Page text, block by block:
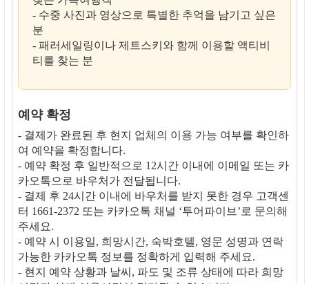
- 수중 사진과 영상으로 특별한 추억을 남기고 싶은
분
- 패러세일링이나 제트스키와 함께 이용할 액티비
티를 찾는 분
예약 확정
- 결제가 완료된 후 현지 업체의 이용 가능 여부를 확인하
여 예약을 확정합니다.
- 예약 확정 후 일반적으로 12시간 이내에 이메일 또는 카
카오톡으로 바우처가 전달됩니다.
- 결제 후 24시간 이내에 바우처를 받지 못한 경우 고객센
터 1661-2372 또는 카카오톡 채널 ‘투어파이브’로 문의해
주세요.
- 예약 시 이용일, 희망시간, 숙박호텔, 영문 성명과 연락
가능한 카카오톡 정보를 정확하게 입력해 주세요.
- 현지 예약 상황과 날씨, 파도 및 조류 상태에 따라 희망